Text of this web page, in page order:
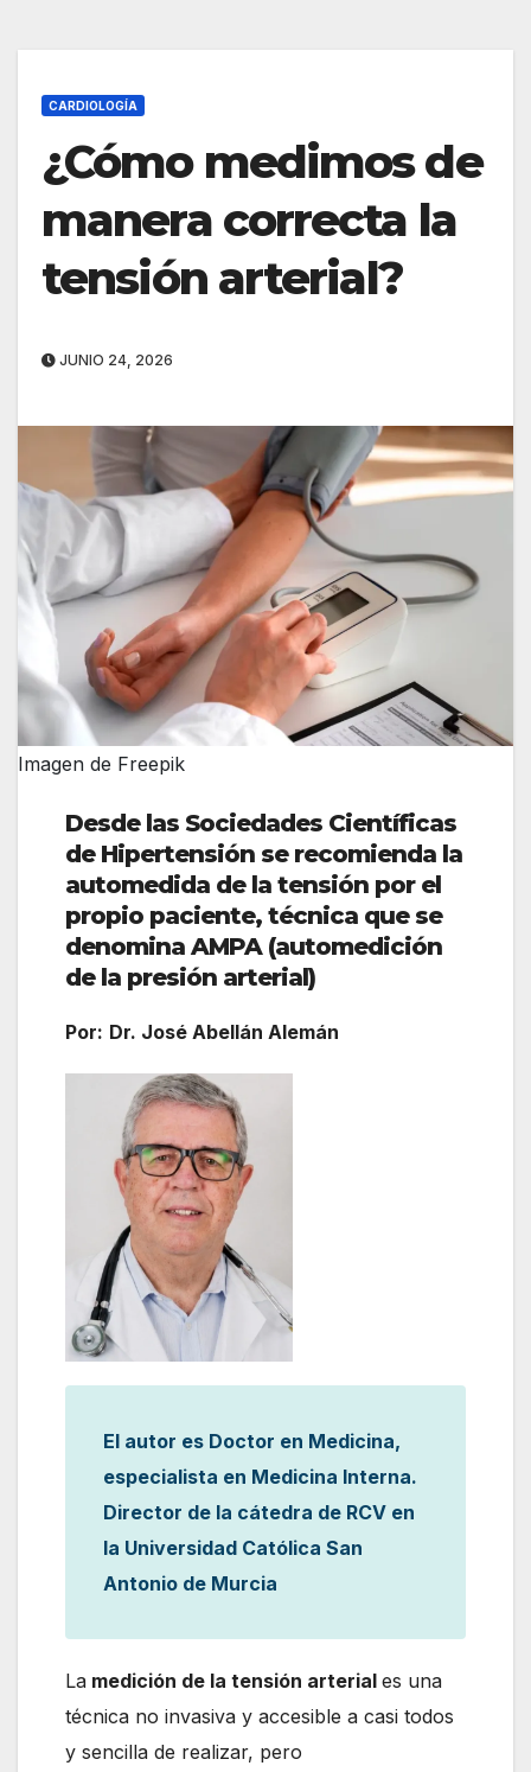
CARDIOLOGÍA
¿Cómo medimos de
manera correcta la
tensión arterial?
JUNIO 24, 2026
Imagen de Freepik
Desde las Sociedades Científicas
de Hipertensión se recomienda la
automedida de la tensión por el
propio paciente, técnica que se
denomina AMPA (automedición
de la presión arterial)
Por: Dr. José Abellán Alemán
El autor es Doctor en Medicina,
especialista en Medicina Interna.
Director de la cátedra de RCV en
la Universidad Católica San
Antonio de Murcia
La medición de la tensión arterial es una
técnica no invasiva y accesible a casi todos
y sencilla de realizar, pero